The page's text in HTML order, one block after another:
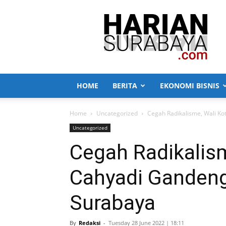
Harian
Surabaya
HOME BERITA EKONOMI BISNIS
Home Uncategorized Cegah Radikalisme, Wali
Uncategorized
Cegah
Cahyadi
Surabaya
By Redaksi - Tuesday 28 June 2022 | 18:11